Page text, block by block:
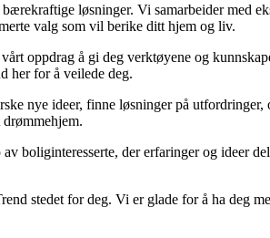
løsninger. Vi samarbeider med
valg som vil berike ditt hjem og liv.
oppdrag å gi deg verktøyene og
her for å veilede deg.
nye ideer, finne løsninger på
boliginteresserte, der erfaringer og ideer
stedet for deg. Vi er glade for å ha deg